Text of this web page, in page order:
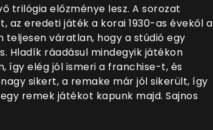
trilógia előzménye lesz. A sorozat
eredeti játék a korai 1930-as évekől a
teljesen váratlan, hogy a stúdió egy
Hladík ráadásul mindegyik játékon
így elég jól ismeri a franchise-t, és
sikert, a remake már jól sikerült, így
remek játékot kapunk majd. Sajnos